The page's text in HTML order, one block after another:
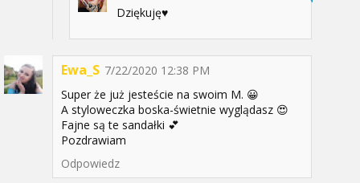
Dziękuję♥️
Ewa_S 7/22/2020 12:38 PM
Super że już jesteście na swoim M. 😀
A styloweczka boska-świetnie wyglądasz 😍
Fajne są te sandałki 💕
Pozdrawiam
Odpowiedz